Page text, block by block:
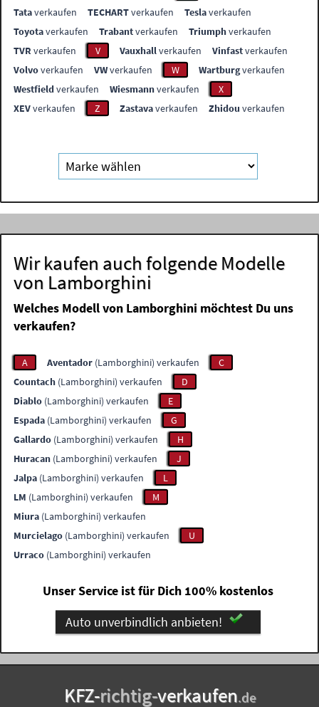
Tataverkaufen TECHARTverkaufen Teslaverkaufen
Toyotaverkaufen Trabantverkaufen Triumphverkaufen
TVR verkaufen V Vauxhallverkaufen Vinfastverkaufen
Volvoverkaufen VWverkaufen W Wartburgverkaufen
Westfieldverkaufen Wiesmannverkaufen
X
XEVverkaufen Z Zastavaverkaufen Zhidou verkaufen
Wir kaufen auch folgende Modelle
von Lamborghini
Welches Modell von Lamborghini möchtest Du uns
verkaufen?
A Aventador (Lamborghini) verkaufen
C
Countach (Lamborghini) verkaufen
D
Diablo (Lamborghini) verkaufen
E
Espada (Lamborghini) verkaufen
G
Gallardo (Lamborghini) verkaufen
H
Huracan (Lamborghini) verkaufen
J
Jalpa (Lamborghini) verkaufen
L
LM (Lamborghini) verkaufen
M
Miura (Lamborghini) verkaufen
Murcielago (Lamborghini) verkaufen
U
Urraco (Lamborghini) verkaufen
Unser Service ist für Dich 100% kostenlos
Auto unverbindlich anbieten!
KFZ-richtig-verkaufen.de